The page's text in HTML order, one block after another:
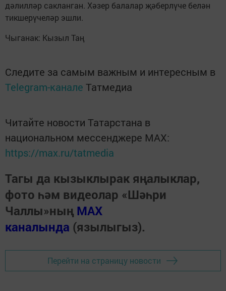
дәлилләр сакланган. Хәзер балалар җәберлүче белән
тикшерүчеләр эшли.
Чыганак: Кызыл Таң
Следите за самым важным и интересным в
Telegram-канале Татмедиа
Читайте новости Татарстана в
национальном мессенджере MАХ:
https://max.ru/tatmedia
Тагы да кызыклырак яңалыклар,
фото һәм видеолар «Шәһри
Чаллы»ның MAX
каналында (язылыгыз).
Перейти на страницу новости